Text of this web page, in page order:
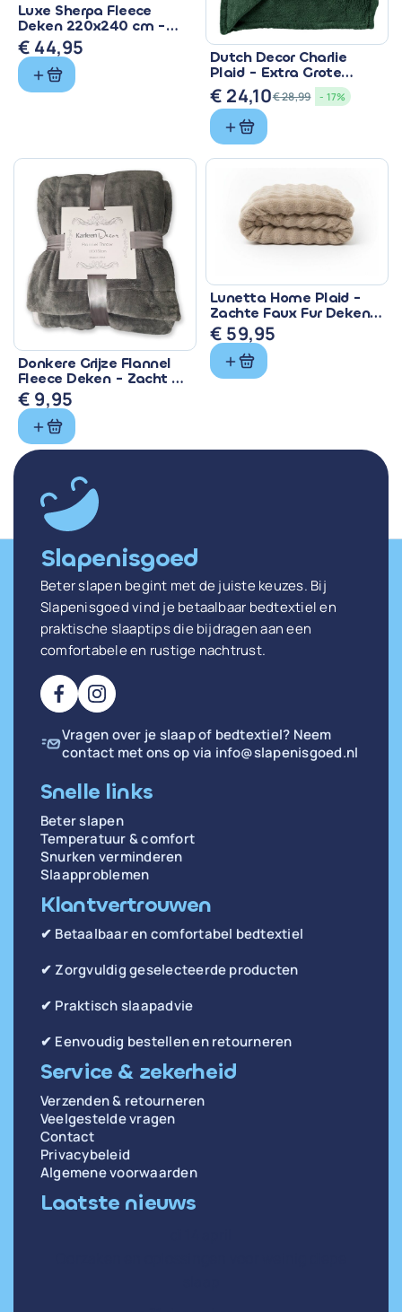
Luxe Sherpa Fleece
Deken 220x240 cm -
Superzacht & Warm
€ 44,95
Dutch Decor Charlie
Plaid - Extra Grote
Fleece Deken Groen
€28,99
Oorspronkelijke
prijs
was:
€ 24,10
Huidige
prijs
is:
- 17%
Donkere Grijze Flannel
Fleece Deken - Zacht &
Warm
€ 9,95
Lunetta Home Plaid -
Zachte Faux Fur Deken
150x200 cm
€ 59,95
Slapenisgoed
Beter slapen begint met de juiste keuzes. Bij
Slapenisgoed vind je betaalbaar bedtextiel en
praktische slaaptips die bijdragen aan een
comfortabele en rustige nachtrust.
Vragen over je slaap of bedtextiel? Neem
contact met ons op via info@slapenisgoed.nl
Snelle links
Beter slapen
Temperatuur & comfort
Snurken verminderen
Slaapproblemen
Klantvertrouwen
✔ Betaalbaar en comfortabel bedtextiel
✔ Zorgvuldig geselecteerde producten
✔ Praktisch slaapadvie
✔ Eenvoudig bestellen en retourneren
Service & zekerheid
Verzenden & retourneren
Veelgestelde vragen
Contact
Privacybeleid
Algemene voorwaarden
Laatste nieuws